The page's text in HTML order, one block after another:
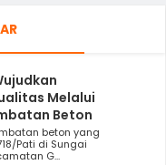
Melalui
Beton
beton yang
Pati di Sungai
G...